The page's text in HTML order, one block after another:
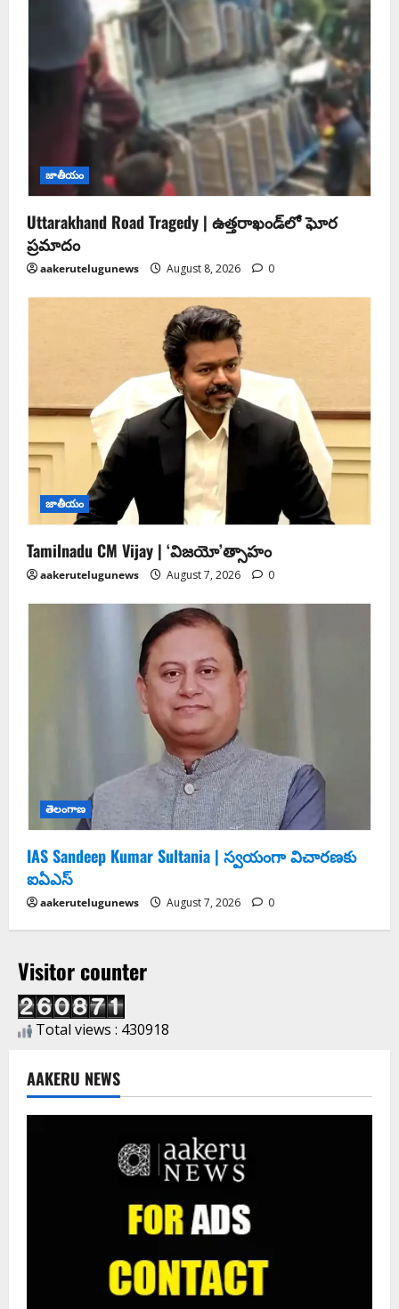
జాతీయం
Uttarakhand Road Tragedy | ఉత్తరాఖండ్‌లో ఘోర
ప్రమాదం
aakerutelugunews August 8, 2026 0
జాతీయం
Tamilnadu CM Vijay | ‘విజయో’త్సాహం
aakerutelugunews August 7, 2026 0
తెలంగాణ
IAS Sandeep Kumar Sultania | స్వ‌యంగా విచార‌ణ‌కు
ఐఏఎస్‌
aakerutelugunews August 7, 2026 0
Visitor counter
Total views : 430918
AAKERU NEWS